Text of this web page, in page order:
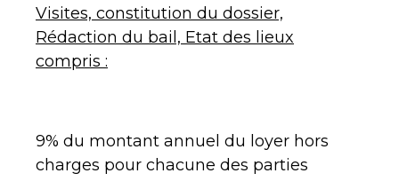
Visites, constitution du dossier,
Rédaction du bail, Etat des lieux
compris :
9% du montant annuel du loyer hors
charges pour chacune des parties